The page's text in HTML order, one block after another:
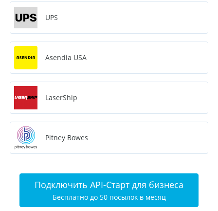
UPS
Asendia USA
LaserShip
Pitney Bowes
Подключить API-Старт для бизнеса
Бесплатно до 50 посылок в месяц